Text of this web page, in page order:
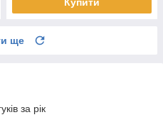
ще
за рік